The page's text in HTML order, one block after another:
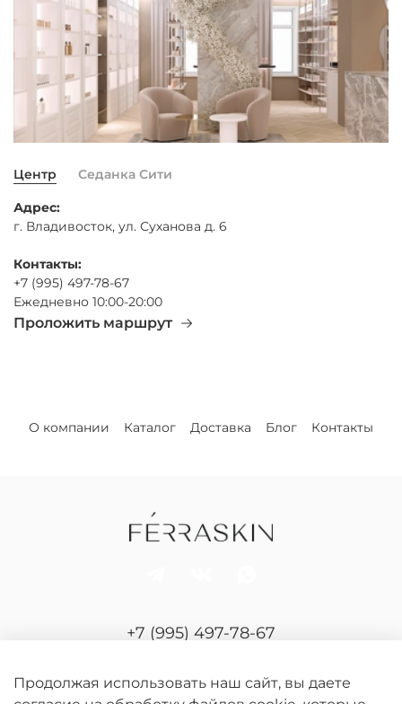
Центр Седанка Сити
Адрес:
г. Владивосток, ул. Суханова д. 6
Контакты:
+7 (995) 497-78-67
Ежедневно 10:00-20:00
Проложить маршрут
О компании Каталог Доставка Блог Контакты
+7 (995) 497-78-67
Продолжая использовать наш сайт, вы даете